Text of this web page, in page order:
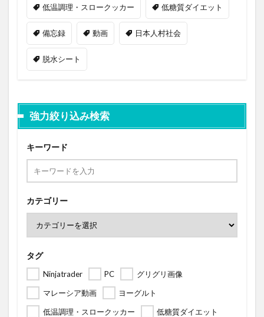
低温調理・スロークッカー 低糖質ダイエット
備忘録 動画 日本人村社会
脱水シート
強力絞り込み検索
キーワード
カテゴリー
タグ
Ninjatrader PC
グリグリ画像
マレーシア動画
ヨーグルト
低温調理・スロークッカー
低糖質ダイエット